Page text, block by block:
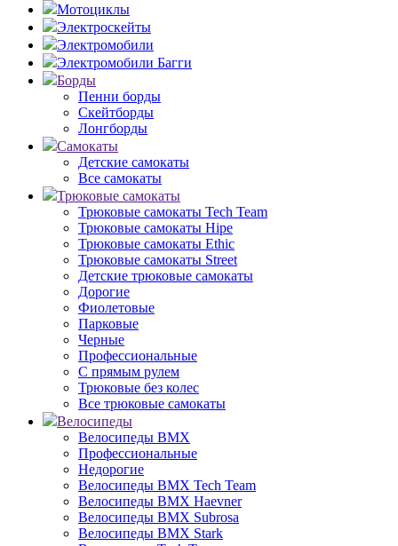
Мотоциклы
Электроскейты
Электромобили
Электромобили Багги
Борды
Пенни борды
Скейтборды
Лонгборды
Самокаты
Детские самокаты
Все самокаты
Трюковые самокаты
Трюковые самокаты Tech Team
Трюковые самокаты Hipe
Трюковые самокаты Ethic
Трюковые самокаты Street
Детские трюковые самокаты
Дорогие
Фиолетовые
Парковые
Черные
Профессиональные
С прямым рулем
Трюковые без колес
Все трюковые самокаты
Велосипеды
Велосипеды BMX
Профессиональные
Недорогие
Велосипеды BMX Tech Team
Велосипеды BMX Haevner
Велосипеды BMX Subrosa
Велосипеды BMX Stark